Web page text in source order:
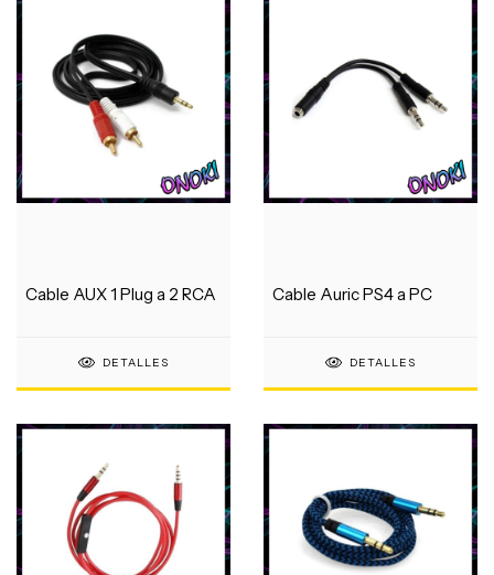
Cable AUX 1 Plug a 2 RCA
DETALLES
Cable Auric PS4 a PC
DETALLES